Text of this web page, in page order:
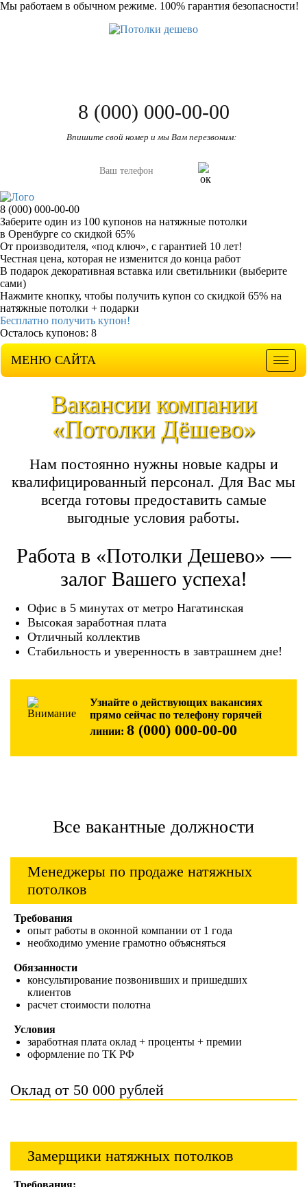
Мы работаем в обычном режиме. 100% гарантия безопасности!
8 (000) 000-00-00
Впишите свой номер и мы Вам перезвоним:
8 (000) 000-00-00
Заберите один из 100 купонов на натяжные потолки
в Оренбурге со скидкой 65%
От производителя, «под ключ», с гарантией 10 лет!
Честная цена, которая не изменится до конца работ
В подарок декоративная вставка или светильники (выберите
сами)
Нажмите кнопку, чтобы получить купон со скидкой 65% на
натяжные потолки + подарки
Бесплатно получить купон!
Осталось купонов: 8
МЕНЮ САЙТА
Вакансии компании
«Потолки Дёшево»
Нам постоянно нужны новые кадры и
квалифицированный персонал. Для Вас мы
всегда готовы предоставить самые
выгодные условия работы.
Работа в «Потолки Дешево» —
залог Вашего успеха!
Офис в 5 минутах от метро Нагатинская
Высокая заработная плата
Отличный коллектив
Стабильность и уверенность в завтрашнем дне!
Узнайте о действующих вакансиях
прямо сейчас по телефону горячей
линии: 8 (000) 000-00-00
Все вакантные должности
Менеджеры по продаже натяжных
потолков
Требования
опыт работы в оконной компании от 1 года
необходимо умение грамотно объясняться
Обязанности
консультирование позвонивших и пришедших
клиентов
расчет стоимости полотна
Условия
заработная плата оклад + проценты + премии
оформление по ТК РФ
Оклад от 50 000 рублей
Замерщики натяжных потолков